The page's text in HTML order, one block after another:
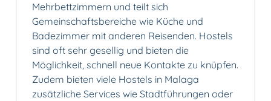
Mehrbettzimmern und teilt sich
Gemeinschaftsbereiche wie Küche und
Badezimmer mit anderen Reisenden. Hostels
sind oft sehr gesellig und bieten die
Möglichkeit, schnell neue Kontakte zu knüpfen.
Zudem bieten viele Hostels in Malaga
zusätzliche Services wie Stadtführungen oder